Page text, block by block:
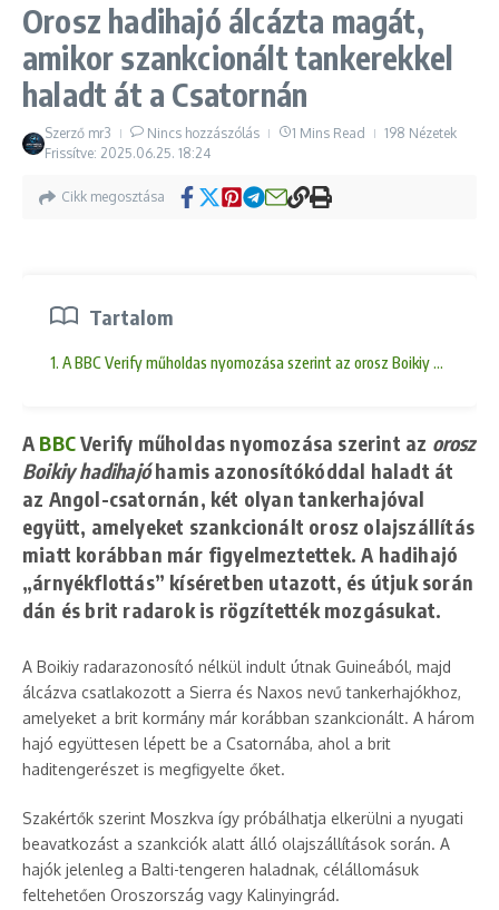
Orosz hadihajó álcázta magát,
amikor szankcionált tankerekkel
haladt át a Csatornán
Szerző mr3 Nincs hozzászólás 1 Mins Read
198 Nézetek
Frissítve: 2025.06.25. 18:24
Cikk megosztása
Tartalom
1. A BBC Verify műholdas nyomozása szerint az orosz Boikiy
A BBCVerify műholdas nyomozása szerint az orosz
Boikiy hadihajóhamis azonosítókóddal haladt át
az Angol-csatornán, két olyan tankerhajóval
együtt, amelyeket szankcionált orosz olajszállítás
miatt korábban már figyelmeztettek. A hadihajó
„árnyékflottás” kíséretben utazott, és útjuk során
dán és brit radarok is rögzítették mozgásukat.
A Boikiy radarazonosító nélkül indult útnak Guineából, majd
álcázva csatlakozott a Sierra és Naxos nevű tankerhajókhoz,
amelyeket a brit kormány már korábban szankcionált. A három
hajó együttesen lépett be a Csatornába, ahol a brit
haditengerészet is megfigyelte őket.
Szakértők szerint Moszkva így próbálhatja elkerülni a nyugati
beavatkozást a szankciók alatt álló olajszállítások során. A
hajók jelenleg a Balti-tengeren haladnak, célállomásuk
feltehetően Oroszország vagy Kalinyingrád.